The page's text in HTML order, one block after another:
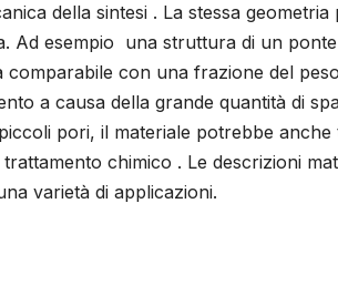
della sintesi . La stessa
Ad esempio una struttura di un
con una frazione del
a causa della grande quantità di
pori, il materiale potrebbe
chimico . Le descrizioni
varietà di applicazioni.